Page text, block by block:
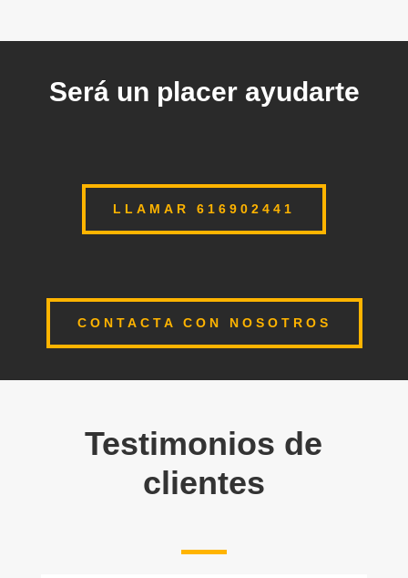
Será un placer ayudarte
LLAMAR 616902441
CONTACTA CON NOSOTROS
Testimonios de
clientes